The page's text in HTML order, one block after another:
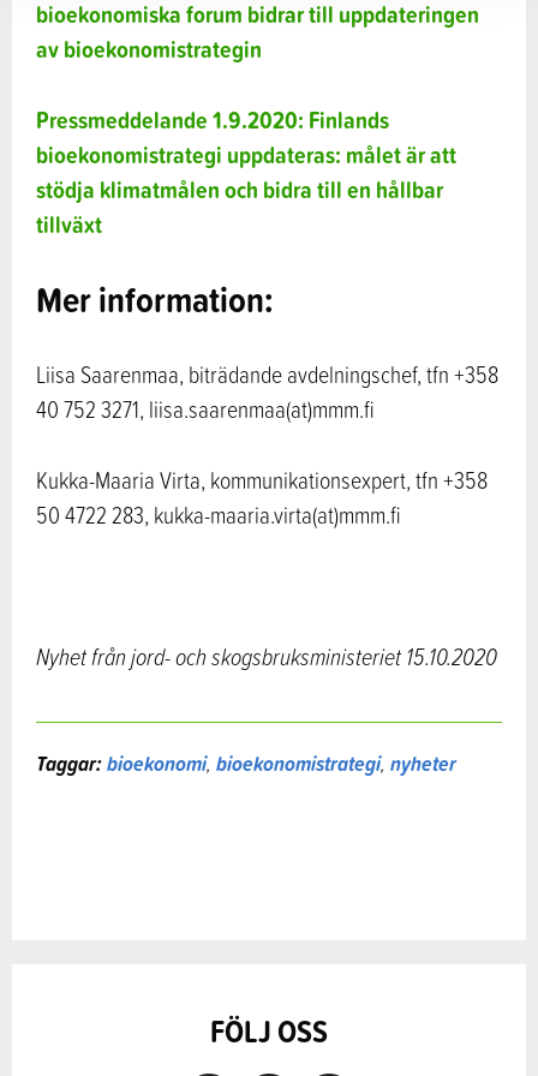
bioekonomiska forum bidrar till uppdateringen
av bioekonomistrategin
Pressmeddelande 1.9.2020: Finlands
bioekonomistrategi uppdateras: målet är att
stödja klimatmålen och bidra till en hållbar
tillväxt
Mer information:
Liisa Saarenmaa, biträdande avdelningschef, tfn +358
40 752 3271, liisa.saarenmaa(at)mmm.fi
Kukka-Maaria Virta, kommunikationsexpert, tfn +358
50 4722 283, kukka-maaria.virta(at)mmm.fi
Nyhet från jord- och skogsbruksministeriet 15.10.2020
Taggar:bioekonomi, bioekonomistrategi, nyheter
FÖLJ OSS